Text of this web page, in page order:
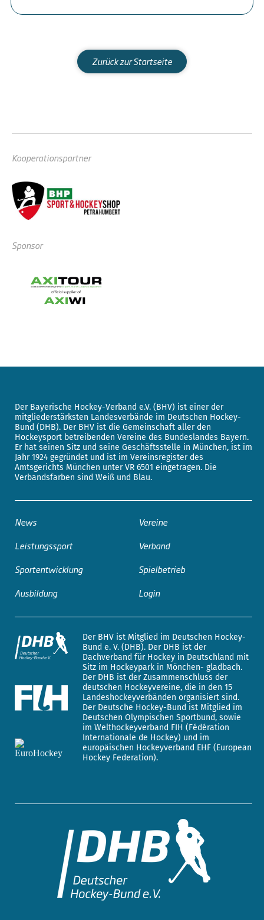
Zurück zur Startseite
Kooperationspartner
Sponsor
Der Bayerische Hockey-Verband e.V. (BHV) ist einer der
mitgliederstärksten Landesverbände im Deutschen Hockey-
Bund (DHB). Der BHV ist die Gemeinschaft aller den
Hockeysport betreibenden Vereine des Bundeslandes Bayern.
Er hat seinen Sitz und seine Geschäftsstelle in München, ist im
Jahr 1924 gegründet und ist im Vereinsregister des
Amtsgerichts München unter VR 6501 eingetragen. Die
Verbandsfarben sind Weiß und Blau.
News
Leistungssport
Sportentwicklung
Ausbildung
Vereine
Verband
Spielbetrieb
Login
Der BHV ist Mitglied im Deutschen Hockey-
Bund e. V. (DHB). Der DHB ist der
Dachverband für Hockey in Deutschland mit
Sitz im Hockeypark in Mönchen- gladbach.
Der DHB ist der Zusammenschluss der
deutschen Hockeyvereine, die in den 15
Landeshockeyverbänden organisiert sind.
Der Deutsche Hockey-Bund ist Mitglied im
Deutschen Olympischen Sportbund, sowie
im Welthockeyverband FIH (Fédération
Internationale de Hockey) und im
europäischen Hockeyverband EHF (European
Hockey Federation).